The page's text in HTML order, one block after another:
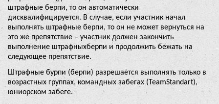
штрафные берпи, то он автоматически
дисквалифицируется. В случае, если участник начал
выполнять штрафные берпи, то он не может вернуться на
это же препятствие – участник должен закончить
выполнение штрафныхберпи и продолжить бежать на
следующее препятствие.
Штрафные бурпи (берпи) разрешается выполнять только в
возрастных группах, командных забегах (TeamStandart),
юниорском забеге.